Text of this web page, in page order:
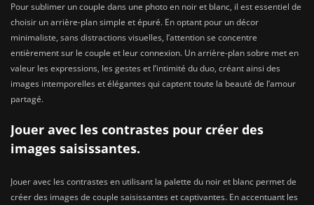
Pour sublimer un couple dans une photo en noir et blanc, il est essentiel de
choisir un arrière-plan simple et épuré. En optant pour un décor
minimaliste, sans distractions visuelles, l’attention se concentre
entièrement sur le couple et leur connexion. Un arrière-plan sobre met en
valeur les expressions, les gestes et l’intimité du duo, créant ainsi des
images intemporelles et élégantes qui captent toute la beauté de l’amour
partagé.
Jouer avec les contrastes pour créer des
images saisissantes.
Jouer avec les contrastes en utilisant la palette du noir et blanc permet de
créer des images de couple saisissantes et captivantes. En accentuant les